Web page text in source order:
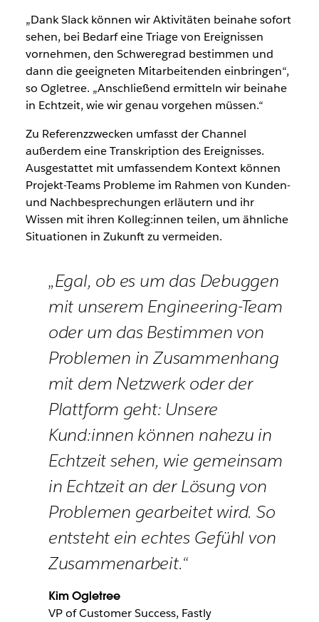
„Dank Slack können wir Aktivitäten beinahe sofort
sehen, bei Bedarf eine Triage von Ereignissen
vornehmen, den Schweregrad bestimmen und
dann die geeigneten Mitarbeitenden einbringen“,
so Ogletree. „Anschließend ermitteln wir beinahe
in Echtzeit, wie wir genau vorgehen müssen.“
Zu Referenzzwecken umfasst der Channel
außerdem eine Transkription des Ereignisses.
Ausgestattet mit umfassendem Kontext können
Projekt-Teams Probleme im Rahmen von Kunden-
und Nachbesprechungen erläutern und ihr
Wissen mit ihren Kolleg:innen teilen, um ähnliche
Situationen in Zukunft zu vermeiden.
„Egal, ob es um das Debuggen
mit unserem Engineering-Team
oder um das Bestimmen von
Problemen in Zusammenhang
mit dem Netzwerk oder der
Plattform geht: Unsere
Kund:innen können nahezu in
Echtzeit sehen, wie gemeinsam
in Echtzeit an der Lösung von
Problemen gearbeitet wird. So
entsteht ein echtes Gefühl von
Zusammenarbeit.“
Kim Ogletree
VP of Customer Success, Fastly